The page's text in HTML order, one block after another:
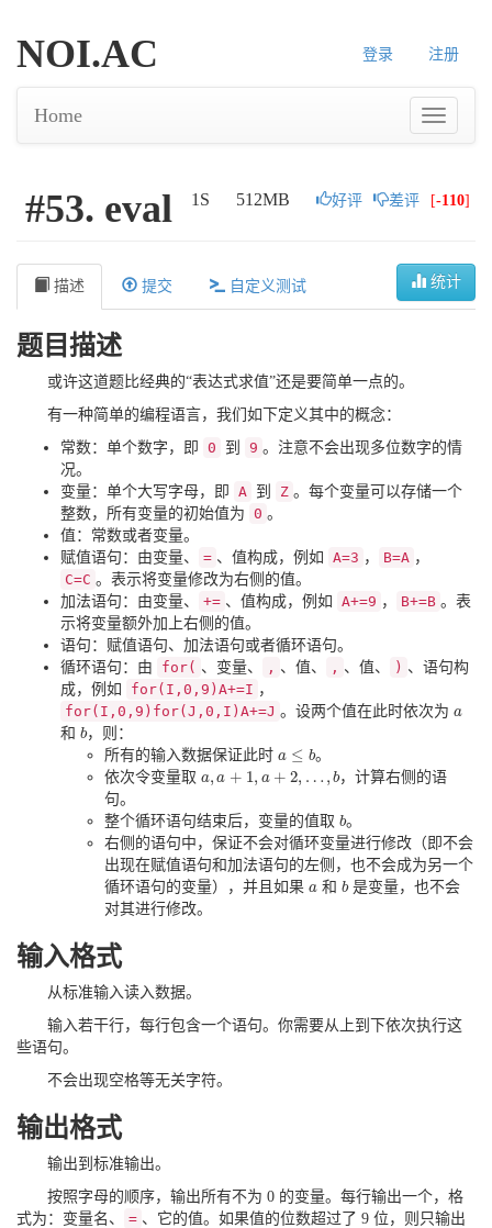
登录 注册
NOI.AC
Home
1S 512MB 好评 差评 [-110]
#53. eval
统计
描述 提交 自定义测试
题目描述
或许这道题比经典的“表达式求值”还是要简单一点的。
有一种简单的编程语言，我们如下定义其中的概念：
常数：单个数字，即 0 到 9 。注意不会出现多位数字的情
况。
变量：单个大写字母，即 A 到 Z 。每个变量可以存储一个
整数，所有变量的初始值为 0 。
值：常数或者变量。
赋值语句：由变量、
= 、值构成，例如 A=3 ， B=A ，
C=C 。表示将变量修改为右侧的值。
加法语句：由变量、
+= 、值构成，例如 A+=9 ， B+=B 。表
示将变量额外加上右侧的值。
语句：赋值语句、加法语句或者循环语句。
循环语句：由
for( 、变量、 , 、值、 , 、值、 ) 、语句构
成，例如
for(I,0,9)A+=I ，
for(I,0,9)for(J,0,I)A+=J 。设两个值在此时依次为 a
a
和 b
b，则：
所有的输入数据保证此时 a ≤ b
a≤b
。
依次令变量取 a, a + 1, a + 2, … , b
a,a+ 1,a +2,…, b
，计算右侧的语
句。
整个循环语句结束后，变量的值取 b
b。
右侧的语句中，保证不会对循环变量进行修改（即不会
出现在赋值语句和加法语句的左侧，也不会成为另一个
循环语句的变量），并且如果 a
a 和b
b是变量，也不会
对其进行修改。
输入格式
从标准输入读入数据。
输入若干行，每行包含一个语句。你需要从上到下依次执行这
些语句。
不会出现空格等无关字符。
输出格式
输出到标准输出。
按照字母的顺序，输出所有不为 0 的变量。每行输出一个，格
式为：变量名、
= 、它的值。如果值的位数超过了 9 位，则只输出